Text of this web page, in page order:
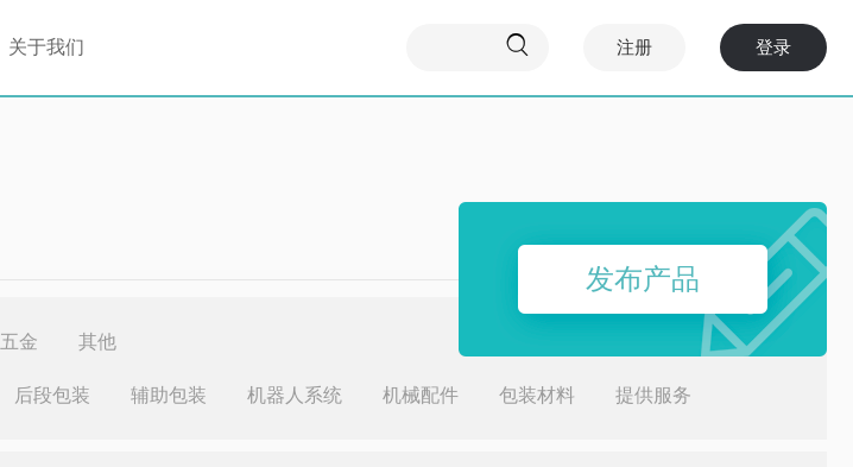
关于我们  注册 登录
五金 其他
后段包装 辅助包装 机器人系统 机械配件 包装材料 提供服务
发布产品